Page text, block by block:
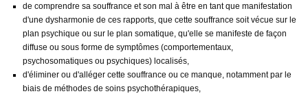
de comprendre sa souffrance et son mal à être en tant que manifestation
d'une dysharmonie de ces rapports, que cette souffrance soit vécue sur le
plan psychique ou sur le plan somatique, qu'elle se manifeste de façon
diffuse ou sous forme de symptômes (comportementaux,
psychosomatiques ou psychiques) localisés,
d'éliminer ou d'alléger cette souffrance ou ce manque, notamment par le
biais de méthodes de soins psychothérapiques,